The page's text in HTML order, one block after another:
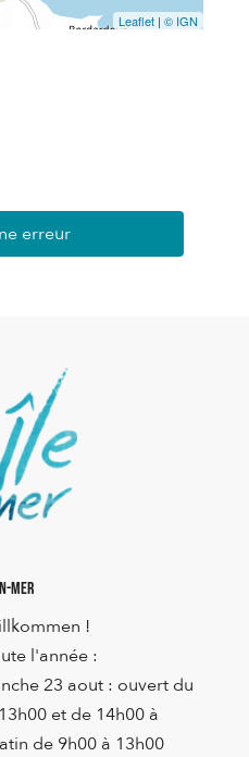
Leaflet | © IGN
erreur
Mer
!
l'année :
23 aout : ouvert du
et de 14h00 à
de 9h00 à 13h00